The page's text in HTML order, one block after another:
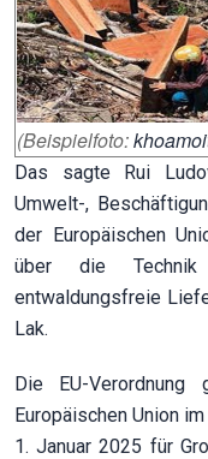
(Beispielfoto:
Das sagte Rui
Umwelt-,
der Europäischen
über die
entwaldungsfreie
Lak.
Die EU-
Europäischen Union
1. Januar 2025 für